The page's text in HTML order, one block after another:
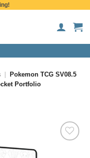
Pokemon TCG SV08.5
Portfolio